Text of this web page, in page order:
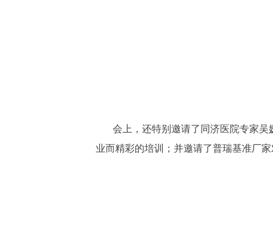
会上，还特别邀请了同济医院专家
业而精彩的培训；并邀请了普瑞基准厂